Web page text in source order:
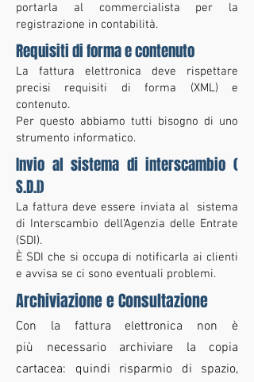
portarla al commercialista per la
registrazione in contabilità.
Requisiti di forma e contenuto
La fattura elettronica deve rispettare
precisi requisiti di forma (XML) e
contenuto.
Per questo abbiamo tutti bisogno di uno
strumento informatico.
Invio al sistema di interscambio (
S.D.I)
La fattura deve essere inviata al sistema
di Interscambio dell’Agenzia delle Entrate
(SDI).
È SDI che si occupa di notificarla ai clienti
e avvisa se ci sono eventuali problemi.
Archiviazione e Consultazione
Con la fattura elettronica non è
più necessario archiviare la copia
cartacea: quindi risparmio di spazio,